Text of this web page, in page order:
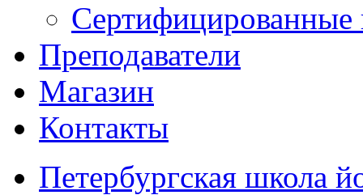
Сертифицированные
Преподаватели
Магазин
Контакты
Петербургская школа